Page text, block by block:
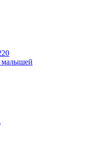
малышей